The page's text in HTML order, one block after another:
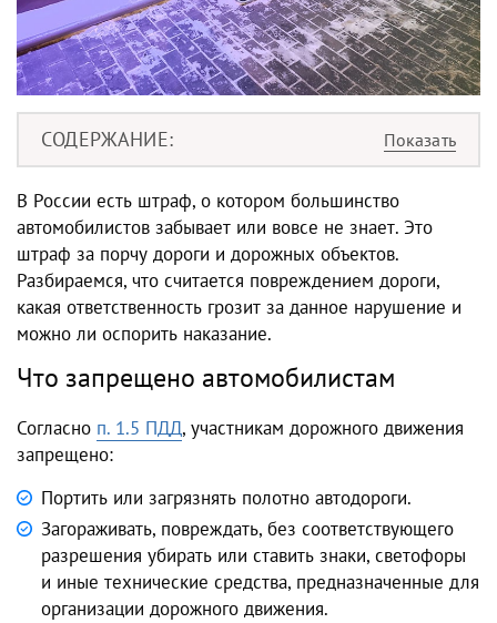
СОДЕРЖАНИЕ
В России есть штраф, о котором большинство
автомобилистов забывает или вовсе не знает. Это
штраф за порчу дороги и дорожных объектов.
Разбираемся, что считается повреждением дороги,
какая ответственность грозит за данное нарушение и
можно ли оспорить наказание.
Что запрещено автомобилистам
Согласно п. 1.5 ПДД, участникам дорожного движения
запрещено:
Портить или загрязнять полотно автодороги.
Загораживать, повреждать, без соответствующего
разрешения убирать или ставить знаки, светофоры
и иные технические средства, предназначенные для
организации дорожного движения.